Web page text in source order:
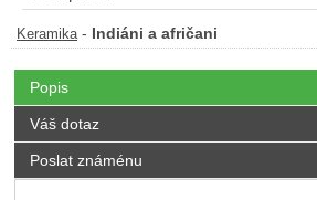
Keramika - Indiáni a afričani
Popis
Váš dotaz
Poslat známénu